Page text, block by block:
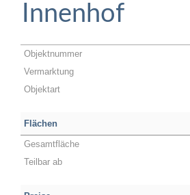
Innenhof
Objektnummer
Vermarktung
Objektart
Flächen
Gesamtfläche
Teilbar ab